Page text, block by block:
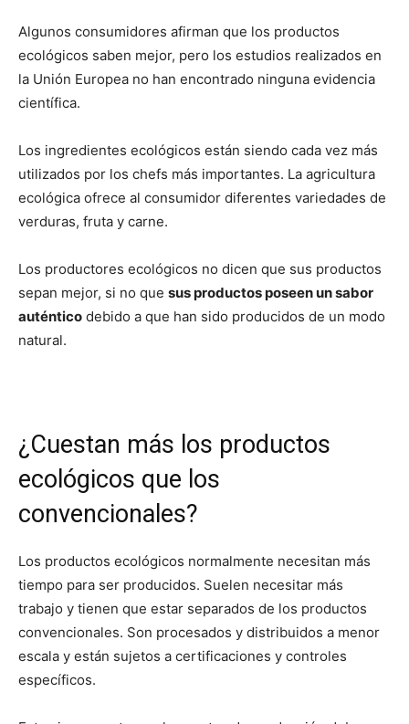
Algunos consumidores afirman que los productos
ecológicos saben mejor, pero los estudios realizados en
la Unión Europea no han encontrado ninguna evidencia
científica.
Los ingredientes ecológicos están siendo cada vez más
utilizados por los chefs más importantes. La agricultura
ecológica ofrece al consumidor diferentes variedades de
verduras, fruta y carne.
Los productores ecológicos no dicen que sus productos
sepan mejor, si no que sus productos poseen un sabor
auténtico debido a que han sido producidos de un modo
natural.
¿Cuestan más los productos
ecológicos que los
convencionales?
Los productos ecológicos normalmente necesitan más
tiempo para ser producidos. Suelen necesitar más
trabajo y tienen que estar separados de los productos
convencionales. Son procesados y distribuidos a menor
escala y están sujetos a certificaciones y controles
específicos.